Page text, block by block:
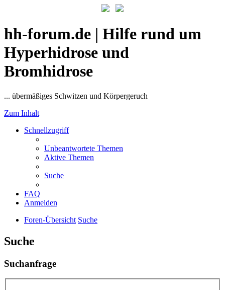
hh-forum.de | Hilfe rund um
Hyperhidrose und
Bromhidrose
... übermäßiges Schwitzen und Körpergeruch
Zum Inhalt
Schnellzugriff
Unbeantwortete Themen
Aktive Themen
Suche
FAQ
Anmelden
Foren-Übersicht Suche
Suche
Suchanfrage